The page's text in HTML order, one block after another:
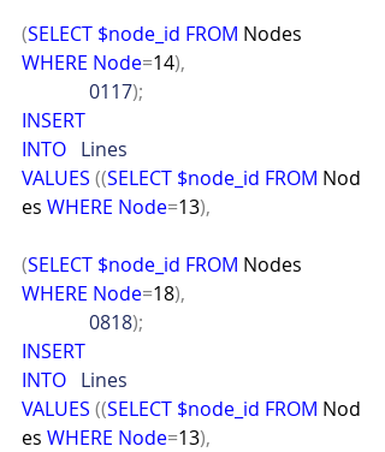
(SELECT $node_id FROM Nodes
WHERE Node=14),
0117);
INSERT
INTO Lines
VALUES ((SELECT $node_id FROM Nod
es WHERE Node=13),
(SELECT $node_id FROM Nodes
WHERE Node=18),
0818);
INSERT
INTO Lines
VALUES ((SELECT $node_id FROM Nod
es WHERE Node=13),